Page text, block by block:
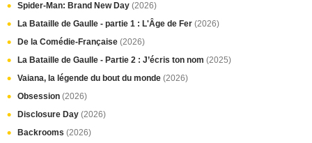
Spider-Man: Brand New Day (2026)
La Bataille de Gaulle - partie 1 : L'Âge de Fer (2026)
De la Comédie-Française (2026)
La Bataille de Gaulle - Partie 2 : J’écris ton nom (2025)
Vaiana, la légende du bout du monde (2026)
Obsession (2026)
Disclosure Day (2026)
Backrooms (2026)